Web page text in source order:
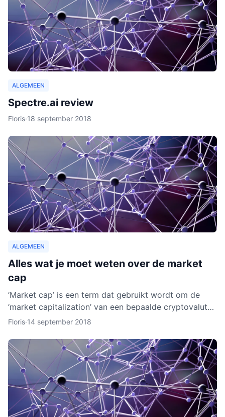
ALGEMEEN
Spectre.ai review
Floris·18 september 2018
ALGEMEEN
Alles wat je moet weten over de market
cap
‘Market cap’ is een term dat gebruikt wordt om de
‘market capitalization’ van een bepaalde cryptovaluta
uit te drukken. Aan de hand van berekeningen van de
Floris·14 september 2018